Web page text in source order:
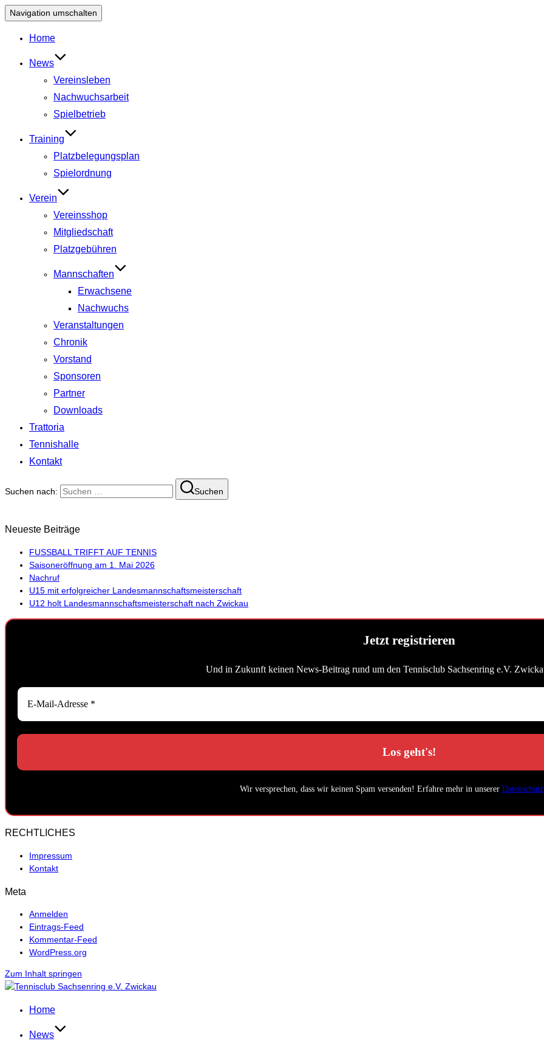
Navigation umschalten
Home
News
Vereinsleben
Nachwuchsarbeit
Spielbetrieb
Training
Platzbelegungsplan
Spielordnung
Verein
Vereinsshop
Mitgliedschaft
Platzgebühren
Mannschaften
Erwachsene
Nachwuchs
Veranstaltungen
Chronik
Vorstand
Sponsoren
Partner
Downloads
Trattoria
Tennishalle
Kontakt
Suchen nach: Suchen
Neueste Beiträge
FUSSBALL TRIFFT AUF TENNIS
Saisoneröffnung am 1. Mai 2026
Nachruf
U15 mit erfolgreicher Landesmannschaftsmeisterschaft
U12 holt Landesmannschaftsmeisterschaft nach Zwickau
Jetzt registrieren
Und in Zukunft keinen News-Beitrag rund um den Tennisclub Sachsenring e.V.
Wir versprechen, dass wir keinen Spam versenden! Erfahre mehr in unserer
RECHTLICHES
Impressum
Kontakt
Meta
Anmelden
Eintrags-Feed
Kommentar-Feed
WordPress.org
Zum Inhalt springen
Home
News